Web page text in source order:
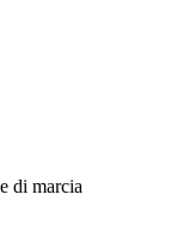
di marcia